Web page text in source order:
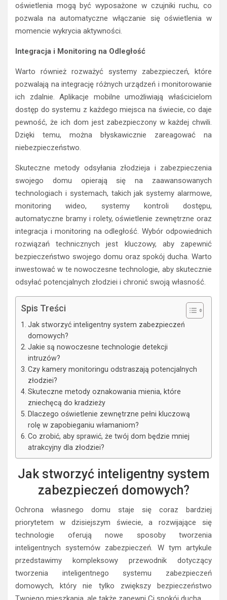
oświetlenia mogą być wyposażone w czujniki ruchu, co
pozwala na automatyczne włączanie się oświetlenia w
momencie wykrycia aktywności.
Integracja i Monitoring na Odległość
Warto również rozważyć systemy zabezpieczeń, które
pozwalają na integrację różnych urządzeń i monitorowanie
ich zdalnie. Aplikacje mobilne umożliwiają właścicielom
dostęp do systemu z każdego miejsca na świecie, co daje
pewność, że ich dom jest zabezpieczony w każdej chwili.
Dzięki temu, można błyskawicznie zareagować na
niebezpieczeństwo.
Skuteczne metody odsyłania złodzieja i zabezpieczenia
swojego domu opierają się na zaawansowanych
technologiach i systemach, takich jak systemy alarmowe,
monitoring wideo, systemy kontroli dostępu,
automatyczne bramy i rolety, oświetlenie zewnętrzne oraz
integracja i monitoring na odległość. Wybór odpowiednich
rozwiązań technicznych jest kluczowy, aby zapewnić
bezpieczeństwo swojego domu oraz spokój ducha. Warto
inwestować w te nowoczesne technologie, aby skutecznie
odsyłać potencjalnych złodziei i chronić swoją własność.
Spis Treści
Jak stworzyć inteligentny system zabezpieczeń
domowych?
Jakie są nowoczesne technologie detekcji
intruzów?
Czy kamery monitoringu odstraszają potencjalnych
złodziei?
Skuteczne metody oznakowania mienia, które
zniechęcą do kradzieży
Dlaczego oświetlenie zewnętrzne pełni kluczową
rolę w zapobieganiu włamaniom?
Co zrobić, aby sprawić, że twój dom będzie mniej
atrakcyjny dla złodziei?
Jak stworzyć inteligentny system
zabezpieczeń domowych?
Ochrona własnego domu staje się coraz bardziej
priorytetem w dzisiejszym świecie, a rozwijające się
technologie oferują nowe sposoby tworzenia
inteligentnych systemów zabezpieczeń. W tym artykule
przedstawimy kompleksowy przewodnik dotyczący
tworzenia inteligentnego systemu zabezpieczeń
domowych, który nie tylko zwiększy bezpieczeństwo